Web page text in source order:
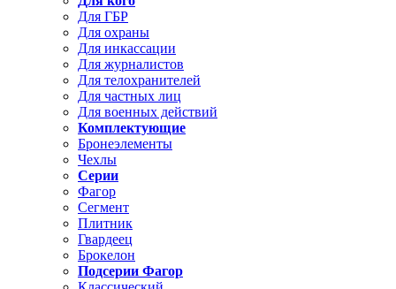
Для ГБР
Для охраны
Для инкассации
Для журналистов
Для телохранителей
Для частных лиц
Для военных действий
Комплектующие
Бронеэлементы
Чехлы
Серии
Фагор
Сегмент
Плитник
Гвардеец
Брокелон
Подсерии Фагор